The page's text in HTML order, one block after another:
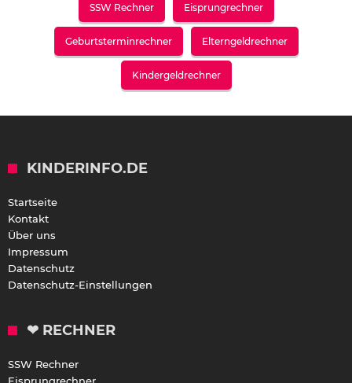
SSW Rechner Eisprungrechner
Geburtsterminrechner Elterngeldrechner
Kindergeldrechner
KINDERINFO.DE
Startseite
Kontakt
Über uns
Impressum
Datenschutz
Datenschutz-Einstellungen
❤ RECHNER
SSW Rechner